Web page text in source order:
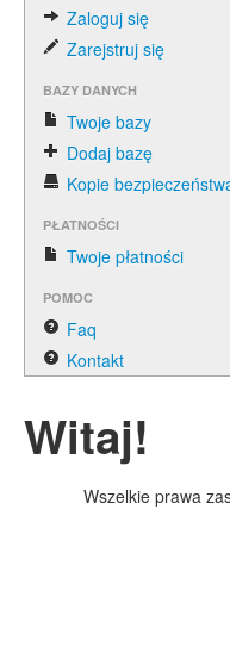
Zaloguj się
Zarejstruj się
BAZY DANYCH
Twoje bazy
Dodaj bazę
Kopie
PŁATNOŚCI
Twoje płatności
POMOC
Faq
Kontakt
Witaj!
Wszelkie prawa